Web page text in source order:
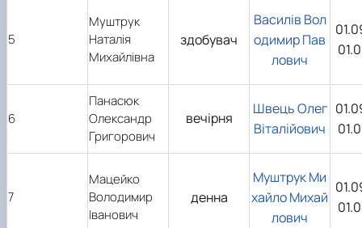
5
Муштрук
Наталія
Михайлівна
здобувач
Василів Вол
одимир Пав
лович
6
Панасюк
Олександр
Григорович
вечірня
Швець Олег
Віталійович
7
Мацейко
Володимир
Іванович
денна
Муштрук Ми
хайло Михай
лович